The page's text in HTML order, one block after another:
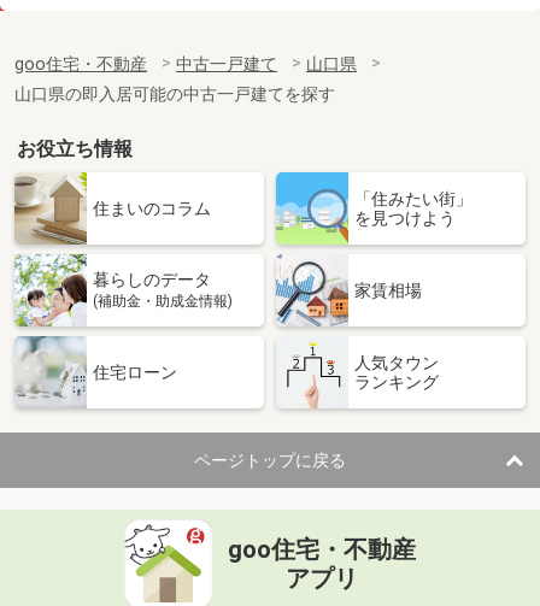
建物面積 81.84m²
土地面積 162m²
山口県下関市彦島本村町３
価 格
2,290万円
山口県下関市彦島本村町３
建物面積 67.9m²
土地面積
142.14m²
山口県宇部市床波４
住 所
山口県宇部市床波４
建物面積 111.79m²
土地面積 161.42m²
山口県柳井市柳井
価 格
1,349万円
住 所
山口県柳井市柳井
goo住宅・不動産 中古一戸建て
山口県
山口県の即入居可能の中古一戸建てを探す
お役立ち情報
住まいのコラム
「住みたい街」
を見つけよう
暮らしのデータ
(補助金・助成金情報)
家賃相場
住宅ローン
人気タウン
ランキング
ページトップに戻る
goo住宅・不動産
アプリ